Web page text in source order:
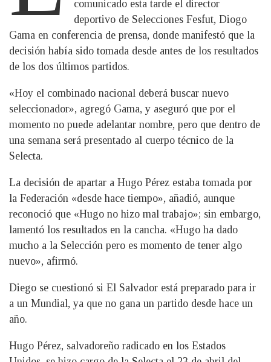
comunicado esta tarde el director
deportivo de Selecciones Fesfut, Diogo
Gama en conferencia de prensa, donde manifestó que la
decisión había sido tomada desde antes de los resultados
de los dos últimos partidos.
«Hoy el combinado nacional deberá buscar nuevo
seleccionador», agregó Gama, y aseguró que por el
momento no puede adelantar nombre, pero que dentro de
una semana será presentado al cuerpo técnico de la
Selecta.
La decisión de apartar a Hugo Pérez estaba tomada por
la Federación «desde hace tiempo», añadió, aunque
reconoció que «Hugo no hizo mal trabajo»; sin embargo,
lamentó los resultados en la cancha. «Hugo ha dado
mucho a la Selección pero es momento de tener algo
nuevo», afirmó.
Diego se cuestionó si El Salvador está preparado para ir
a un Mundial, ya que no gana un partido desde hace un
año.
Hugo Pérez, salvadoreño radicado en los Estados